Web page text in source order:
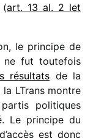
(art. 13 al. 2 let
le prin­cipe de
ne fut toute­fois
résul­tats de la
LTrans montre
poli­tiques
Le prin­cipe du
est donc